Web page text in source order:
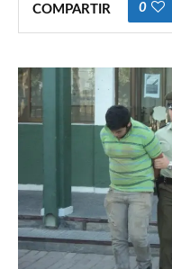
COMPARTIR 0